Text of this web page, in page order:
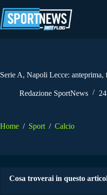
al
contenuto
Serie A, Napoli Lecce: anteprima,
Redazione SportNews
Home / Sport / Calcio
Cosa troverai in questo